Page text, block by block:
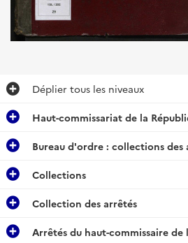
Déplier tous les niveaux
Haut-commissariat de la
Bureau d'ordre : collections des
Collections
Collection des arrêtés
Arrêtés du haut-commissaire de